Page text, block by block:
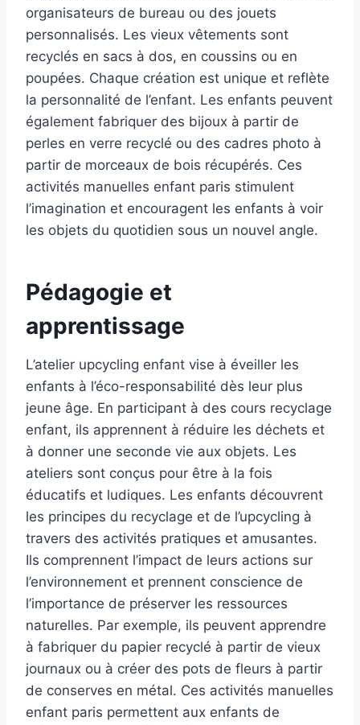
organisateurs de bureau ou des jouets
personnalisés. Les vieux vêtements sont
recyclés en sacs à dos, en coussins ou en
poupées. Chaque création est unique et reflète
la personnalité de l’enfant. Les enfants peuvent
également fabriquer des bijoux à partir de
perles en verre recyclé ou des cadres photo à
partir de morceaux de bois récupérés. Ces
activités manuelles enfant paris stimulent
l’imagination et encouragent les enfants à voir
les objets du quotidien sous un nouvel angle.
Pédagogie et
apprentissage
L’atelier upcycling enfant vise à éveiller les
enfants à l’éco-responsabilité dès leur plus
jeune âge. En participant à des cours recyclage
enfant, ils apprennent à réduire les déchets et
à donner une seconde vie aux objets. Les
ateliers sont conçus pour être à la fois
éducatifs et ludiques. Les enfants découvrent
les principes du recyclage et de l’upcycling à
travers des activités pratiques et amusantes.
Ils comprennent l’impact de leurs actions sur
l’environnement et prennent conscience de
l’importance de préserver les ressources
naturelles. Par exemple, ils peuvent apprendre
à fabriquer du papier recyclé à partir de vieux
journaux ou à créer des pots de fleurs à partir
de conserves en métal. Ces activités manuelles
enfant paris permettent aux enfants de